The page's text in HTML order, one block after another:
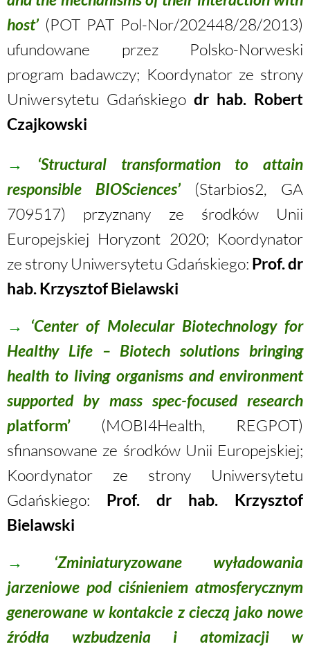
host’ (POT PAT Pol-Nor/202448/28/2013)
ufundowane przez Polsko-Norweski
program badawczy; Koordynator ze strony
Uniwersytetu Gdańskiego dr hab. Robert
Czajkowski
→
‘Structural transformation to attain
responsible BIOSciences’
(Starbios2, GA
709517) przyznany ze środków Unii
Europejskiej Horyzont 2020; Koordynator
ze strony Uniwersytetu Gdańskiego: Prof. dr
hab. Krzysztof Bielawski
→
‘Center of Molecular Biotechnology for
Healthy Life – Biotech solutions bringing
health to living organisms and environment
supported by mass spec-focused research
platform’
(MOBI4Health, REGPOT)
sfinansowane ze środków Unii Europejskiej;
Koordynator ze strony Uniwersytetu
Gdańskiego: Prof. dr hab. Krzysztof
Bielawski
→
‘Zminiaturyzowane wyładowania
jarzeniowe pod ciśnieniem atmosferycznym
generowane w kontakcie z cieczą jako nowe
źródła wzbudzenia i atomizacji w